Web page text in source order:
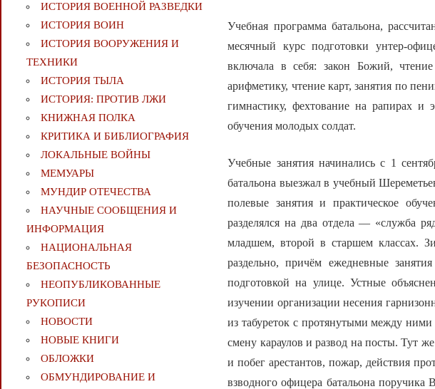
Учебная программа батальона,
месячный курс подготовки унтер-
включала в себя: закон Божий,
арифметику, чтение карт, занятия по
гимнастику, фехтование на рапирах и
обучения молодых солдат.
Учебные занятия начинались с 1
батальона выезжал в учебный
полевые занятия и практическое
разделялся на два отдела — «служба
младшем, второй в старшем классах.
раздельно, причём ежедневные
подготовкой на улице. Устные
изучении организации несения
из табуреток с протянутыми между
смену караулов и развод на посты. Тут
и побег арестантов, пожар, действия
взводного офицера батальона поручика
ИСТОРИЯ ВОЕННОЙ РАЗВЕДКИ
ИСТОРИЯ ВОИН
ИСТОРИЯ ВООРУЖЕНИЯ И
ТЕХНИКИ
ИСТОРИЯ ТЫЛА
ИСТОРИЯ: ПРОТИВ ЛЖИ
КНИЖНАЯ ПОЛКА
КРИТИКА И БИБЛИОГРАФИЯ
ЛОКАЛЬНЫЕ ВОЙНЫ
МЕМУАРЫ
МУНДИР ОТЕЧЕСТВА
НАУЧНЫЕ СООБЩЕНИЯ И
ИНФОРМАЦИЯ
НАЦИОНАЛЬНАЯ
БЕЗОПАСНОСТЬ
НЕОПУБЛИКОВАННЫЕ
РУКОПИСИ
НОВОСТИ
НОВЫЕ КНИГИ
ОБЛОЖКИ
ОБМУНДИРОВАНИЕ И